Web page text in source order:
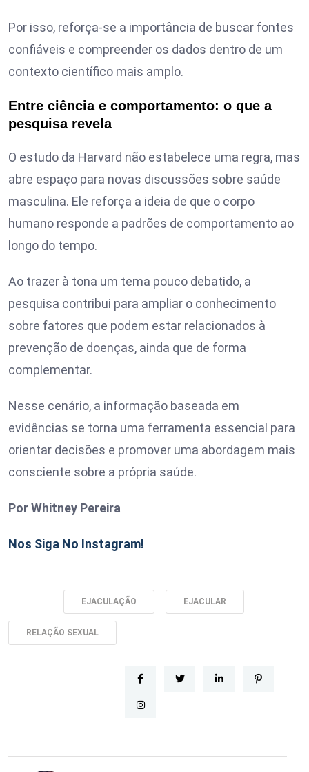
Por isso, reforça-se a importância de buscar fontes
confiáveis e compreender os dados dentro de um
contexto científico mais amplo.
Entre ciência e comportamento: o que a
pesquisa revela
O estudo da Harvard não estabelece uma regra, mas
abre espaço para novas discussões sobre saúde
masculina. Ele reforça a ideia de que o corpo
humano responde a padrões de comportamento ao
longo do tempo.
Ao trazer à tona um tema pouco debatido, a
pesquisa contribui para ampliar o conhecimento
sobre fatores que podem estar relacionados à
prevenção de doenças, ainda que de forma
complementar.
Nesse cenário, a informação baseada em
evidências se torna uma ferramenta essencial para
orientar decisões e promover uma abordagem mais
consciente sobre a própria saúde.
Por Whitney Pereira
Nos Siga No Instagram!
EJACULAÇÃO EJACULAR
RELAÇÃO SEXUAL